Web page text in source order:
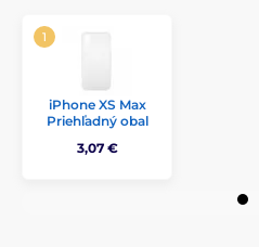
iPhone XS Max
Priehľadný obal
3,07 €